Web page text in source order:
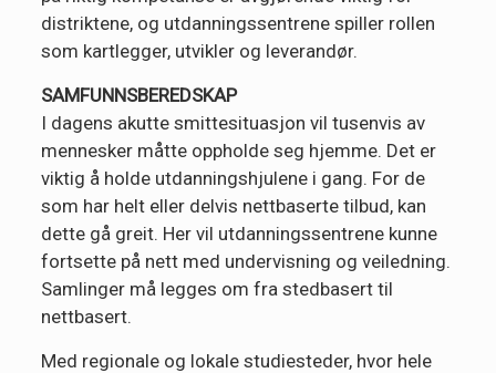
distriktene, og utdanningssentrene spiller rollen
som kartlegger, utvikler og leverandør.
SAMFUNNSBEREDSKAP
I dagens akutte smittesituasjon vil tusenvis av
mennesker måtte oppholde seg hjemme. Det er
viktig å holde utdanningshjulene i gang. For de
som har helt eller delvis nettbaserte tilbud, kan
dette gå greit. Her vil utdanningssentrene kunne
fortsette på nett med undervisning og veiledning.
Samlinger må legges om fra stedbasert til
nettbasert.
Med regionale og lokale studiesteder, hvor hele